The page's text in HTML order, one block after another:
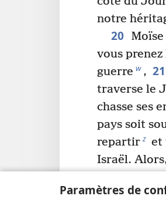
Paramètres de
notre
20
vous
guerre w , 21
traverse le
chasse ses
pays soit
repartir z et
Israël.
vous aurez